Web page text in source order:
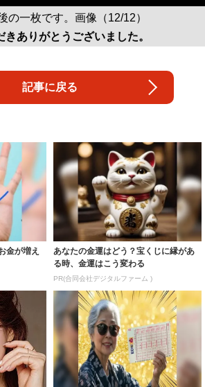
の一枚です。画像（12/12）
きありがとうございました。
記事に戻る
金が増え
あなたの金運はどう？宝くじに縁があ
る時、金運はこう変わる
PR(合同会社デジタルファーム )